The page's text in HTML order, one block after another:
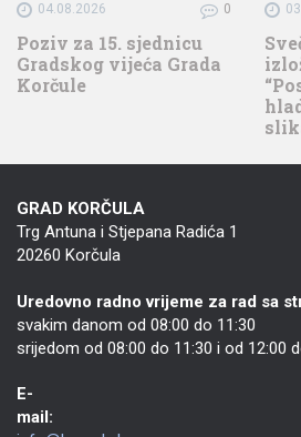
04.08.2026 0
Poziv za 15. sjednicu
Gradskog vijeća Grada
Korčule
GRAD KORČULA
Trg Antuna i Stjepana Radića 1
20260 Korčula
Uredovno radno vrijeme za rad sa
svakim danom od 08:00 do 11:30
srijedom od 08:00 do 11:30 i od 12:00
E-
mail: